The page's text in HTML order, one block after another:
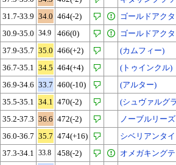
31.7-33.9 34.0 464(-2)
ゴールドアク
30.9-35.0 34.9 466(0)
ゴールドアク
37.9-35.7 35.0 466(+2)
(カムフィー)
36.7-35.1 34.5 464(+4)
(トゥインクル)
36.9-34.6 33.7 460(-10)
(アルター)
35.5-35.1 34.1 470(-2)
(シュヴァルグ
35.2-37.3 36.6 472(-2)
ノーブルリー
36.0-36.7 35.7 474(+16)
シベリアンタ
37.3-34.1 33.8 458(-2)
オメガキング